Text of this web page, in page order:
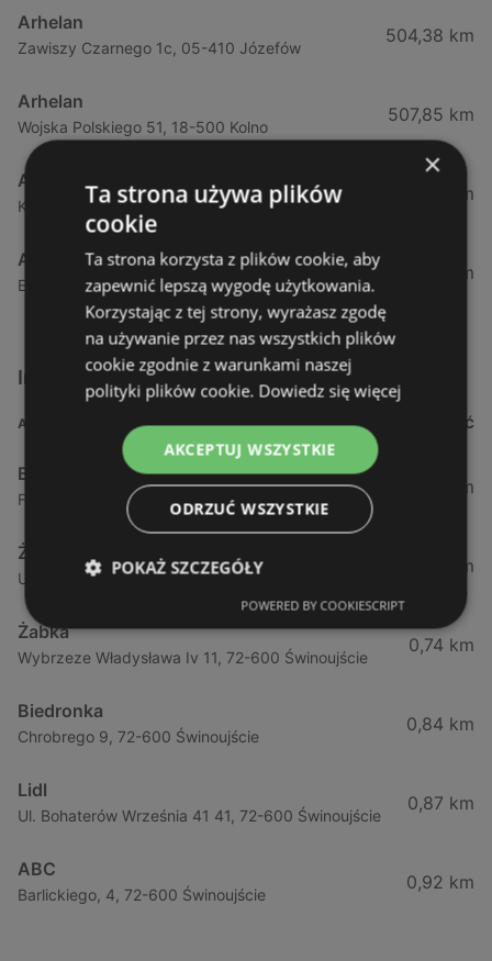
Arhelan
Zawiszy Czarnego 1c, 05-410 Józefów
504,38 km
Arhelan
Wojska Polskiego 51, 18-500 Kolno
507,85 km
Arhelan
Kolejowa 18, 05-074 Hipolitów
508,96 km
Arhelan
Ełcka 4, 19-330 Stare Juchy
518,02 km
Inne sklepy Supermarkety w pobliżu
ADRES ODLEGŁOŚĆ
Biedronka
Fińska 4, 72-602 Świnoujście
0,23 km
Żabka
Ul. Barlickiego 4d / 2, 72-602 Świnoujście
0,64 km
Żabka
Wybrzeze Władysława Iv 11, 72-600 Świnoujście
0,74 km
Biedronka
Chrobrego 9, 72-600 Świnoujście
0,84 km
Lidl
Ul. Bohaterów Września 41 41, 72-600 Świnoujście
0,87 km
ABC
Barlickiego, 4, 72-600 Świnoujście
0,92 km
×
Ta strona używa plików
cookie
Ta strona korzysta z plików cookie, aby
zapewnić lepszą wygodę użytkowania.
Korzystając z tej strony, wyrażasz zgodę
na używanie przez nas wszystkich plików
cookie zgodnie z warunkami naszej
polityki plików cookie. Dowiedz się więcej
AKCEPTUJ WSZYSTKIE
ODRZUĆ WSZYSTKIE
POKAŻ SZCZEGÓŁY
POWERED BY COOKIESCRIPT